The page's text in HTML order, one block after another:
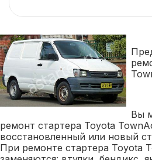
Вы
ремонт стартера Toyota
восстановленный или новый
При ремонте стартера Toyota